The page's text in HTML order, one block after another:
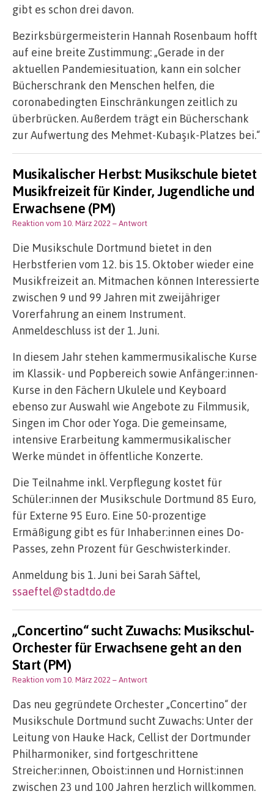
gibt es schon drei davon.
Bezirksbürgermeisterin Hannah Rosenbaum hofft
auf eine breite Zustimmung: „Gerade in der
aktuellen Pandemiesituation, kann ein solcher
Bücherschrank den Menschen helfen, die
coronabedingten Einschränkungen zeitlich zu
überbrücken. Außerdem trägt ein Bücherschank
zur Aufwertung des Mehmet-Kubaşık-Platzes bei.“
Musikalischer Herbst: Musikschule bietet
Musikfreizeit für Kinder, Jugendliche und
Erwachsene (PM)
Reaktion vom 10. März 2022 – Antwort
Die Musikschule Dortmund bietet in den
Herbstferien vom 12. bis 15. Oktober wieder eine
Musikfreizeit an. Mitmachen können Interessierte
zwischen 9 und 99 Jahren mit zweijähriger
Vorerfahrung an einem Instrument.
Anmeldeschluss ist der 1. Juni.
In diesem Jahr stehen kammermusikalische Kurse
im Klassik- und Popbereich sowie Anfänger:innen-
Kurse in den Fächern Ukulele und Keyboard
ebenso zur Auswahl wie Angebote zu Filmmusik,
Singen im Chor oder Yoga. Die gemeinsame,
intensive Erarbeitung kammermusikalischer
Werke mündet in öffentliche Konzerte.
Die Teilnahme inkl. Verpflegung kostet für
Schüler:innen der Musikschule Dortmund 85 Euro,
für Externe 95 Euro. Eine 50-prozentige
Ermäßigung gibt es für Inhaber:innen eines Do-
Passes, zehn Prozent für Geschwisterkinder.
Anmeldung bis 1. Juni bei Sarah Säftel,
ssaeftel@stadtdo.de
„Concertino“ sucht Zuwachs: Musikschul-
Orchester für Erwachsene geht an den
Start (PM)
Reaktion vom 10. März 2022 – Antwort
Das neu gegründete Orchester „Concertino“ der
Musikschule Dortmund sucht Zuwachs: Unter der
Leitung von Hauke Hack, Cellist der Dortmunder
Philharmoniker, sind fortgeschrittene
Streicher:innen, Oboist:innen und Hornist:innen
zwischen 23 und 100 Jahren herzlich willkommen.